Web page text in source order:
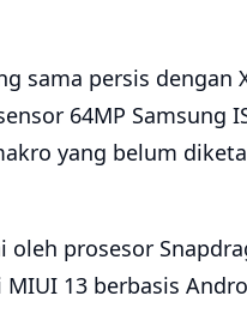
sama persis dengan
64MP Samsung
yang belum
prosesor
13 berbasis